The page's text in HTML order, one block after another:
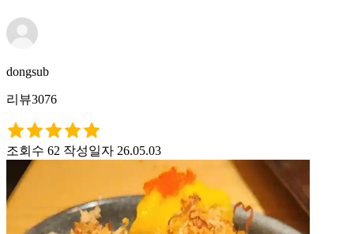
dongsub
리뷰3076
조회수 62 작성일자 26.05.03